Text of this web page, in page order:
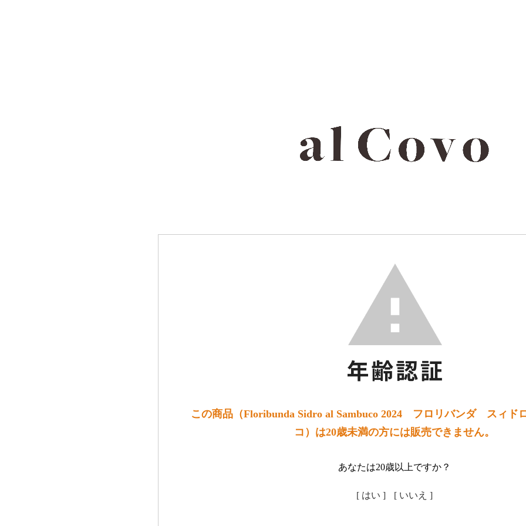
この商品（Floribunda Sidro al Sambuco 2024 フロリバンダ スィド
コ）は20歳未満の方には販売できません。
あなたは20歳以上ですか？
[ はい ] [ いいえ ]